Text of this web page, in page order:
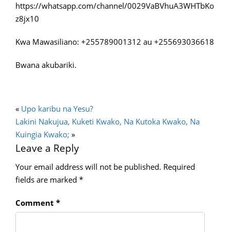
https://whatsapp.com/channel/0029VaBVhuA3WHTbKo
z8jx10
Kwa Mawasiliano: +255789001312 au +255693036618
Bwana akubariki.
« Upo karibu na Yesu?
Lakini Nakujua, Kuketi Kwako, Na Kutoka Kwako, Na
Kuingia Kwako; »
Leave a Reply
Your email address will not be published. Required
fields are marked *
Comment *